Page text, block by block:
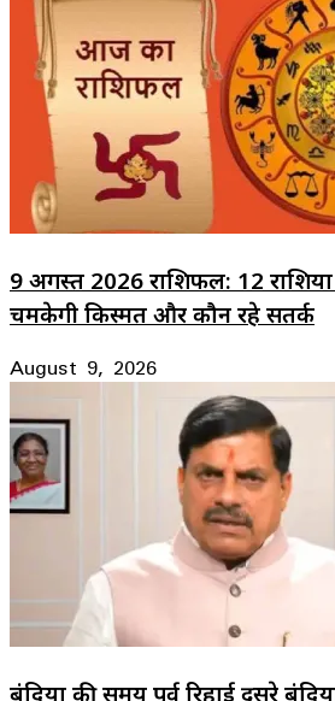
9 अगस्त 2026 राशिफल: 12
चमकेगी किस्मत और कौन रहे सतर्क
August 9, 2026
बंदियों की समय पूर्व रिहाई दूसरे